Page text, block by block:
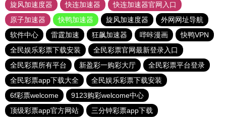
旋风加速度器
快连加速器
快连加速器官网入口
原子加速器
快鸭加速器 旋风加速度器
外网网址导航
软件中心
雷霆加速 狂飙加速器 哔咔漫画
快鸭VPN
全民娱乐彩票下载安装
全民彩票官网最新登录入口
全民彩票所有平台
新盈彩一购彩大厅
全民彩票平台登录
全民彩票app下载大全
全民娱乐彩票下载安装
6f彩票welcome
9123购彩welcome中心
顶级彩票app官方网站
三分钟彩票app下载